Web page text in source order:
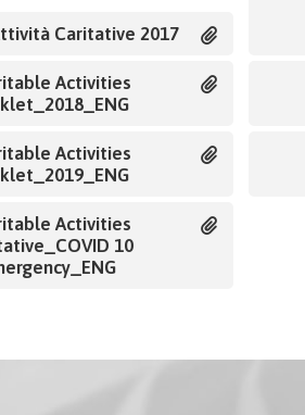
Caritative 2017
Activities
Activities
Activities
10